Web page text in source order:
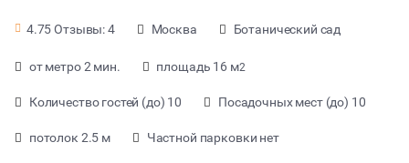
4.75 Отзывы: 4 Москва Ботанический сад
от метро 2 мин. площадь 16 м2
Количество гостей (до) 10 Посадочных мест (до) 10
потолок 2.5 м Частной парковки нет